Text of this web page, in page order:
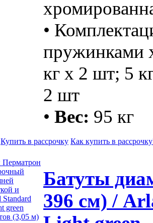
•
пружинками
кг х 2 шт; 5
2 шт
• Вес: 95 кг
Купить в рассрочку Как купить в
Батуты
396 см) /